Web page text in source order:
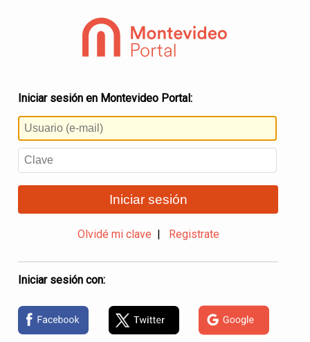
Iniciar sesión en Montevideo Portal:
Iniciar sesión
Olvidé mi clave Registrate
Iniciar sesión con: